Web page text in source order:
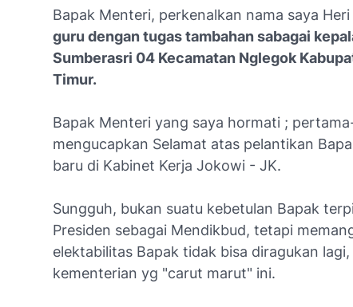
Bapak Menteri, perkenalkan nama saya Heri
guru dengan tugas tambahan sabagai
Sumberasri 04 Kecamatan Nglegok
Timur.
Bapak Menteri yang saya hormati ;
mengucapkan Selamat atas pelantikan
baru di Kabinet Kerja Jokowi - JK.
Sungguh, bukan suatu kebetulan Bapak
Presiden sebagai Mendikbud, tetapi
elektabilitas Bapak tidak bisa diragukan
kementerian yg "carut marut" ini.